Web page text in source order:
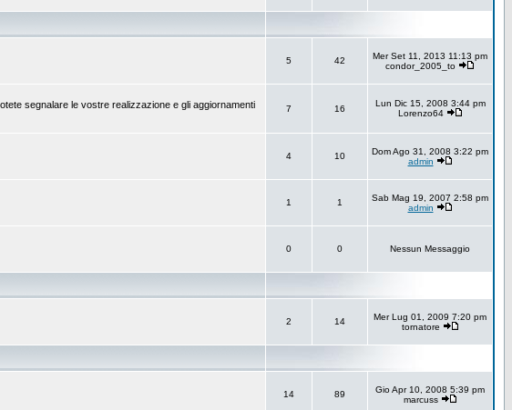
5 42
Mer Set 11, 2013 11:13 pm
condor_2005_to
segnalare le vostre realizzazione e gli aggiornamenti
7 16
Lun Dic 15, 2008 3:44 pm
Lorenzo64
4 10
Dom Ago 31, 2008 3:22 pm
admin
1 1
Sab Mag 19, 2007 2:58 pm
admin
0 0 Nessun Messaggio
2 14
Mer Lug 01, 2009 7:20 pm
tornatore
14 89
Gio Apr 10, 2008 5:39 pm
marcuss